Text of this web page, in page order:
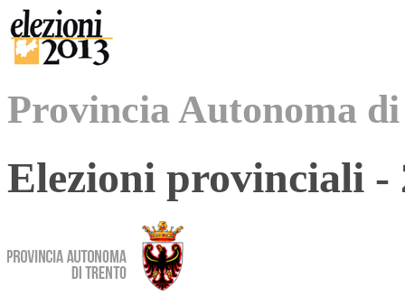
Provincia Autonoma
Elezioni provinciali -